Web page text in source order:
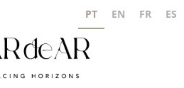
PT EN FR ES